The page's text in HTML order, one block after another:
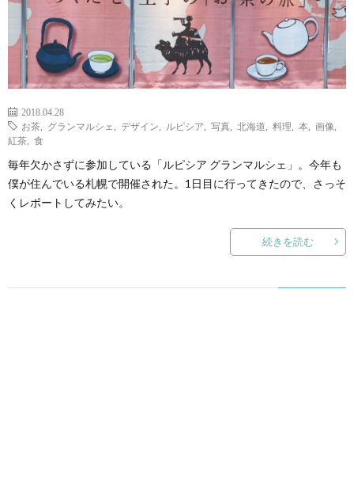
2018.04.28
お茶
グランマルシェ デザイン ルピシア 写真 北海道 料理 本 画像
紅茶
食
毎年欠かさずに参加している「ルピシア グランマルシェ」。今年も
僕が住んでいる札幌で開催された。1日目に行ってきたので、さっそ
くレポートしてみたい。
続きを読む